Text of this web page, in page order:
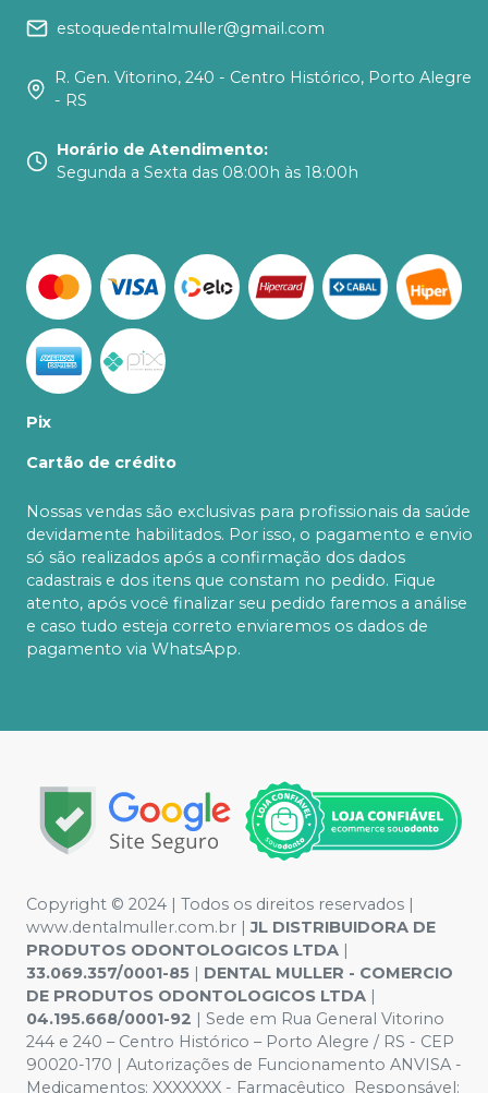
estoquedentalmuller@gmail.com
R. Gen. Vitorino, 240 - Centro Histórico, Porto Alegre
- RS
Horário de Atendimento:
Segunda a Sexta das 08:00h às 18:00h
Pix
Cartão de crédito
Nossas vendas são exclusivas para profissionais da saúde
devidamente habilitados. Por isso, o pagamento e envio
só são realizados após a confirmação dos dados
cadastrais e dos itens que constam no pedido. Fique
atento, após você finalizar seu pedido faremos a análise
e caso tudo esteja correto enviaremos os dados de
pagamento via WhatsApp.
Copyright © 2024 | Todos os direitos reservados |
www.dentalmuller.com.br |JL DISTRIBUIDORA DE
PRODUTOS ODONTOLOGICOS LTDA |
33.069.357/0001-85 | DENTAL MULLER - COMERCIO
DE PRODUTOS ODONTOLOGICOS LTDA |
04.195.668/0001-92 | Sede em Rua General Vitorino
244 e 240 – Centro Histórico – Porto Alegre / RS - CEP
90020-170 | Autorizações de Funcionamento ANVISA -
Medicamentos: XXXXXXX - Farmacêutico Responsável: